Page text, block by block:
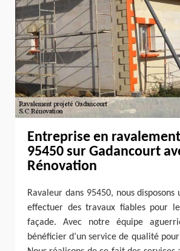
Entreprise en
95450 sur Gadancourt
Rénovation
Ravaleur dans 95450, nous
effectuer des travaux fiables pour
façade. Avec notre équipe
bénéficier d’un service de qualité